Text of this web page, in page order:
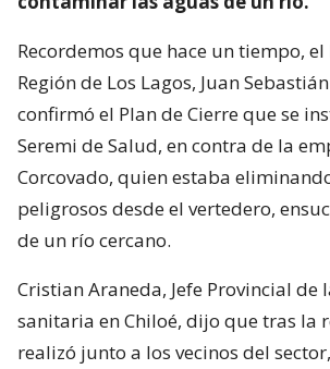
Recordemos que hace un tiempo,
Región de Los Lagos, Juan
confirmó el Plan de Cierre que se
Seremi de Salud, en contra de la
Corcovado, quien estaba
peligrosos desde el vertedero,
de un río cercano.
Cristian Araneda, Jefe Provincial
sanitaria en Chiloé, dijo que tras la
realizó junto a los vecinos del